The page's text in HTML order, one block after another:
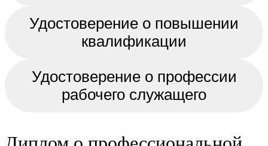
Удостоверение о повышении
квалификации
Удостоверение о профессии
рабочего служащего